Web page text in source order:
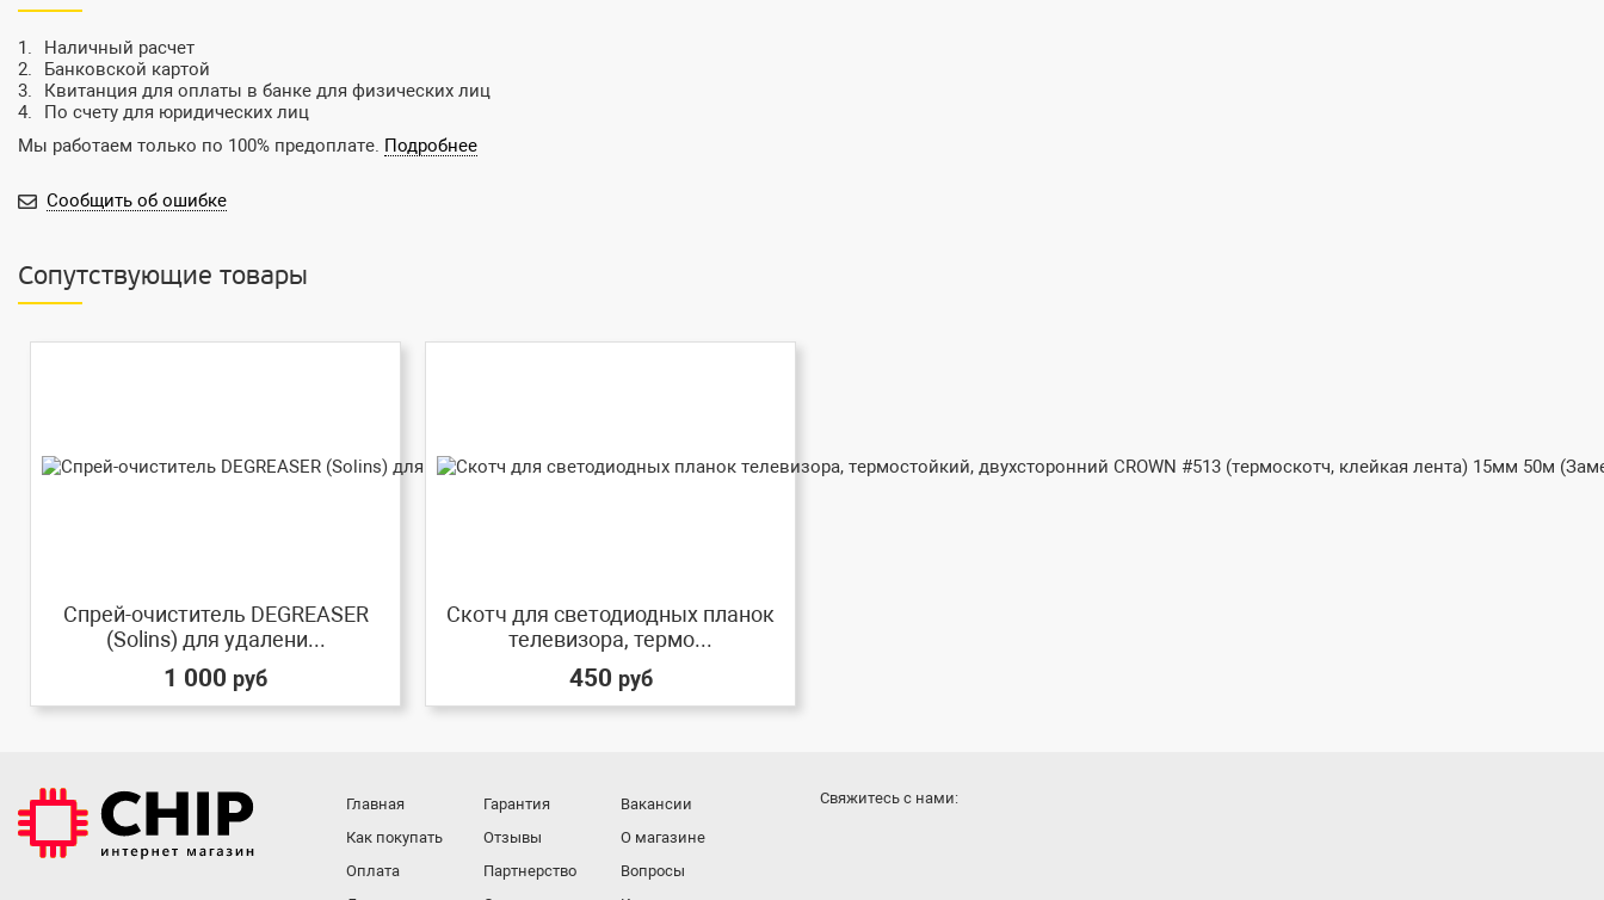
Наличный расчет
Банковской картой
Квитанция для оплаты в банке для физических лиц
По счету для юридических лиц
Мы работаем только по 100% предоплате. Подробнее
Сообщить об ошибке
Сопутствующие товары
Спрей-очиститель DEGREASER
(Solins) для удалени...
1 000 руб
Скотч для светодиодных планок
телевизора, термо...
450 руб
Главная
Как покупать
Оплата
Гарантия
Отзывы
Партнерство
Вакансии
О магазине
Вопросы
Cвяжитесь с нами: